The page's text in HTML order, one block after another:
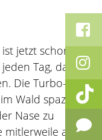
jetzt schon fünf
Tag, dass
Die Turbo-Oma
Wald spazieren
Nase zu
mitlerweile auch